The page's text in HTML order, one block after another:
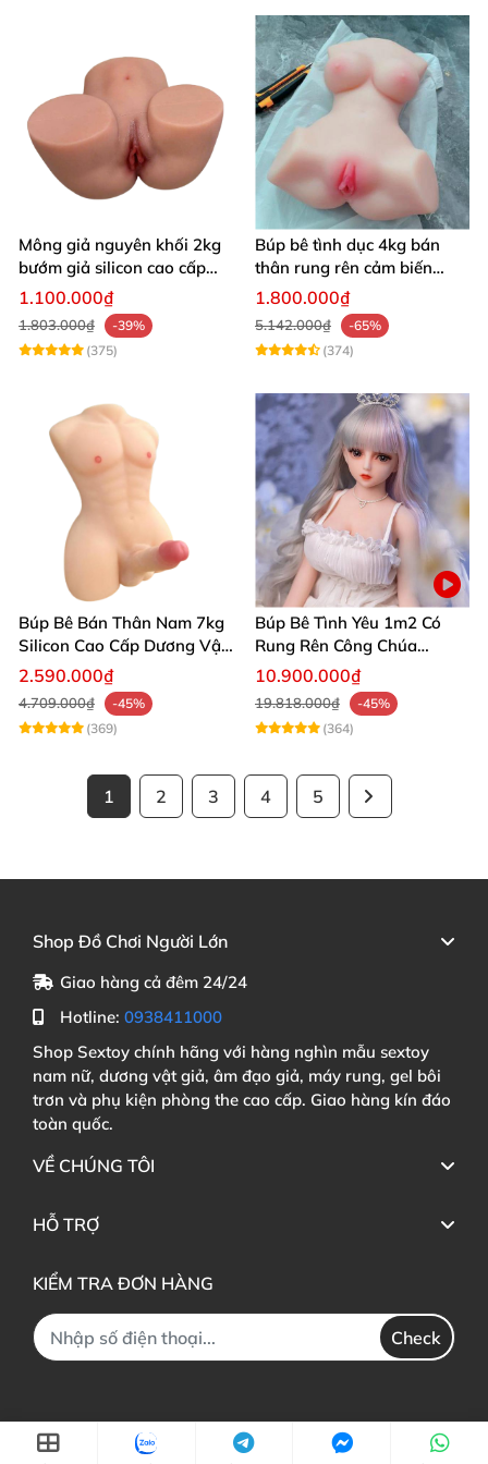
Mông giả nguyên khối 2kg
bướm giả silicon cao cấp
giá rẻ hotgirl Nhật Bản 18+
1.100.000₫
1.803.000₫
-39%
(375)
Búp bê tình dục 4kg bán
thân rung rên cảm biến
chân xoè hồng hào như
1.800.000₫
5.142.000₫
-65%
(374)
Búp Bê Bán Thân Nam 7kg
Silicon Cao Cấp Dương Vật
Giả Chân Thật Thiết Kế Cơ
Bắp Quyến Rũ
2.590.000₫
4.709.000₫
-45%
(369)
Búp Bê Tình Yêu 1m2 Có
Rung Rên Công Chúa
Anime Xinh Đẹp
10.900.000₫
19.818.000₫
-45%
(364)
1 2 3 4 5
Shop Đồ Chơi Người Lớn
Giao hàng cả đêm 24/24
Hotline: 0938411000
Shop Sextoy chính hãng với hàng nghìn mẫu sextoy
nam nữ, dương vật giả, âm đạo giả, máy rung, gel bôi
trơn và phụ kiện phòng the cao cấp. Giao hàng kín đáo
toàn quốc.
VỀ CHÚNG TÔI
HỖ TRỢ
KIỂM TRA ĐƠN HÀNG
Check